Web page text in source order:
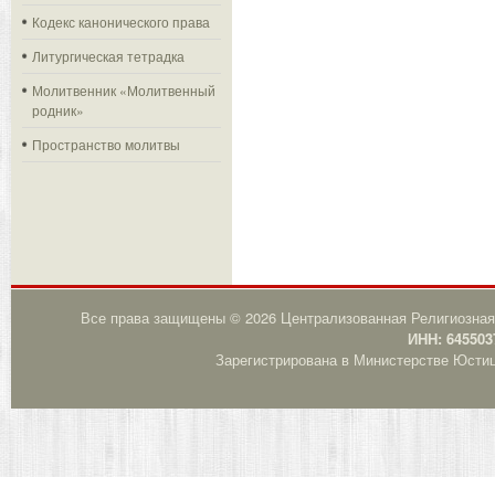
Кодекс канонического права
Литургическая тетрадка
Молитвенник «Молитвенный
родник»
Пространство молитвы
Все права защищены © 2026 Централизованная
ИНН:
Зарегистрирована в Министерстве